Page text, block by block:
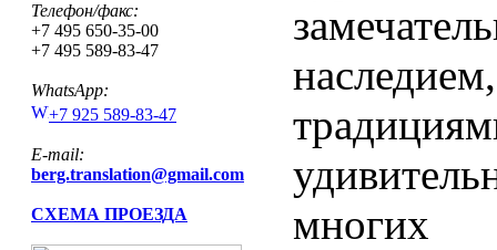
Телефон/факс:
+7 495 650-35-00
+7 495 589-83-47
WhatsApp:
+7 925 589-83-47
E-mail:
berg.translation@gmail.com
СХЕМА ПРОЕЗДА